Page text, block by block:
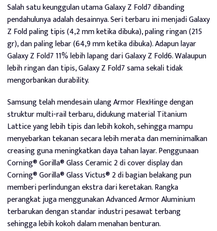
Salah satu keunggulan utama Galaxy Z Fold7 dibanding
pendahulunya adalah desainnya. Seri terbaru ini menjadi Galaxy
Z Fold paling tipis (4,2 mm ketika dibuka), paling ringan (215
gr), dan paling lebar (64,9 mm ketika dibuka). Adapun layar
Galaxy Z Fold7 11% lebih lapang dari Galaxy Z Fold6. Walaupun
lebih ringan dan tipis, Galaxy Z Fold7 sama sekali tidak
mengorbankan durability.
Samsung telah mendesain ulang Armor FlexHinge dengan
struktur multi-rail terbaru, didukung material Titanium
Lattice yang lebih tipis dan lebih kokoh, sehingga mampu
menyebarkan tekanan secara lebih merata dan meminimalkan
creasing guna meningkatkan daya tahan layar. Penggunaan
Corning® Gorilla® Glass Ceramic 2 di cover display dan
Corning® Gorilla® Glass Victus® 2 di bagian belakang pun
memberi perlindungan ekstra dari keretakan. Rangka
perangkat juga menggunakan Advanced Armor Aluminium
terbarukan dengan standar industri pesawat terbang
sehingga lebih kokoh dalam menahan benturan.